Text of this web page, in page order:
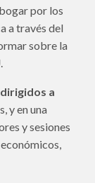
por los
a través del
sobre la
a
y en una
y sesiones